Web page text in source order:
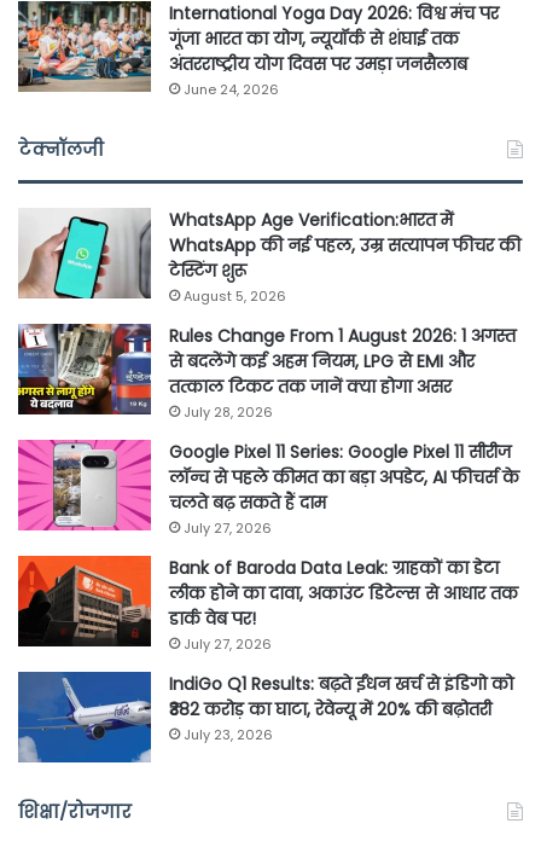
International Yoga Day 2026: विश्व मंच पर
गूंजा भारत का योग, न्यूयॉर्क से शंघाई तक
अंतरराष्ट्रीय योग दिवस पर उमड़ा जनसैलाब
June 24, 2026
टेक्नॉलजी
WhatsApp Age Verification:भारत में
WhatsApp की नई पहल, उम्र सत्यापन फीचर की
टेस्टिंग शुरू
August 5, 2026
Rules Change From 1 August 2026: 1 अगस्त
से बदलेंगे कई अहम नियम, LPG से EMI और
तत्काल टिकट तक जानें क्या होगा असर
July 28, 2026
Google Pixel 11 Series: Google Pixel 11 सीरीज
लॉन्च से पहले कीमत का बड़ा अपडेट, AI फीचर्स के
चलते बढ़ सकते हैं दाम
July 27, 2026
Bank of Baroda Data Leak: ग्राहकों का डेटा
लीक होने का दावा, अकाउंट डिटेल्स से आधार तक
डार्क वेब पर!
July 27, 2026
IndiGo Q1 Results: बढ़ते ईंधन खर्च से इंडिगो को
₹382 करोड़ का घाटा, रेवेन्यू में 20% की बढ़ोतरी
July 23, 2026
शिक्षा/रोजगार